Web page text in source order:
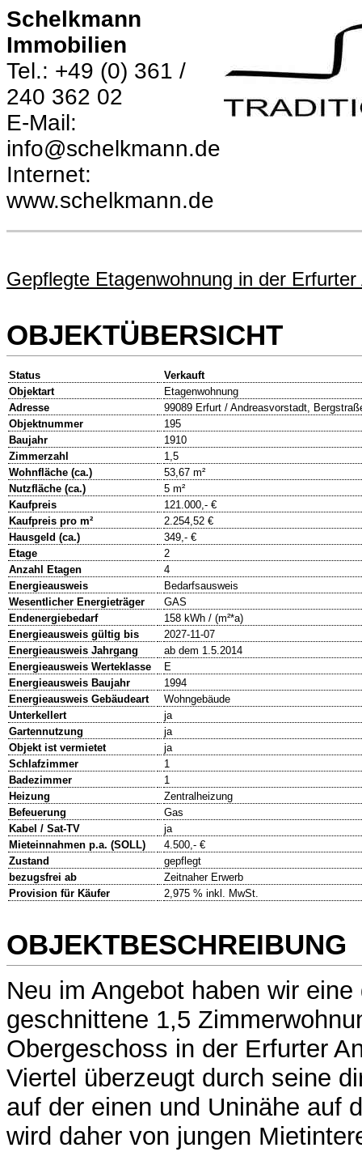
Schelkmann
Immobilien
Tel.: +49 (0) 361 /
240 362 02
E-Mail:
info@schelkmann.de
Internet:
www.schelkmann.de
Gepflegte Etagenwohnung in der
OBJEKTÜBERSICHT
Status
Verkauft
Objektart
Etagenwohnung
Adresse
99089 Erfurt / Andreasvorstadt,
Objektnummer
195
Baujahr
1910
Zimmerzahl
1,5
Wohnfläche (ca.)
53,67 m²
Nutzfläche (ca.)
5 m²
Kaufpreis
121.000,- €
Kaufpreis pro m²
2.254,52 €
Hausgeld (ca.)
349,- €
Etage
2
Anzahl Etagen
4
Energieausweis
Bedarfsausweis
Wesentlicher Energieträger
GAS
Endenergiebedarf
158 kWh / (m²*a)
Energieausweis gültig bis
2027-11-07
Energieausweis Jahrgang
ab dem 1.5.2014
Energieausweis Werteklasse
E
Energieausweis Baujahr
1994
Energieausweis Gebäudeart
Wohngebäude
Unterkellert
ja
Gartennutzung
ja
Objekt ist vermietet
ja
Schlafzimmer
1
Badezimmer
1
Heizung
Zentralheizung
Befeuerung
Gas
Kabel / Sat-TV
ja
Mieteinnahmen p.a. (SOLL)
4.500,- €
Zustand
gepflegt
bezugsfrei ab
Zeitnaher Erwerb
Provision für Käufer
2,975 % inkl. MwSt.
OBJEKTBESCHREIBUNG
Neu im Angebot haben wir
geschnittene 1,5
Obergeschoss in der Erfurter
Viertel überzeugt durch seine
auf der einen und Uninähe auf
wird daher von jungen